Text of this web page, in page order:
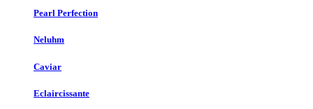
Pearl Perfection
Neluhm
Caviar
Eclaircissante